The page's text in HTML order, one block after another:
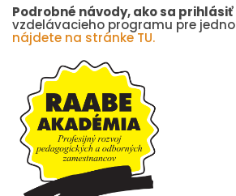
Podrobné návody, ako sa prihlásiť
vzdelávacieho programu pre
nájdete na stránke TU.